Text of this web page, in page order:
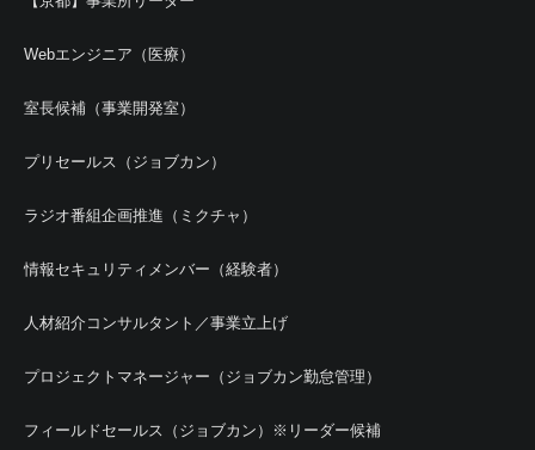
Webエンジニア（医療）
室長候補（事業開発室）
プリセールス（ジョブカン）
ラジオ番組企画推進（ミクチャ）
情報セキュリティメンバー（経験者）
人材紹介コンサルタント／事業立上げ
プロジェクトマネージャー（ジョブカン勤怠管理）
フィールドセールス（ジョブカン）※リーダー候補